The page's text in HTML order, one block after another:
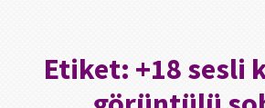
Etiket: +18 sesli